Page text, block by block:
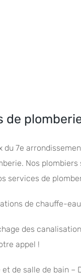
de
du 7e
Nos
services de
de chauffe-eau
des
appel !
de salle de bain